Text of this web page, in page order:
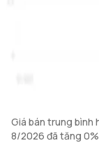
Giá bán trung bình
8/2026 đã tăng